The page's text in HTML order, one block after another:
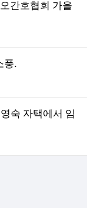
간호협회 가을
풍.
숙 자택에서 임